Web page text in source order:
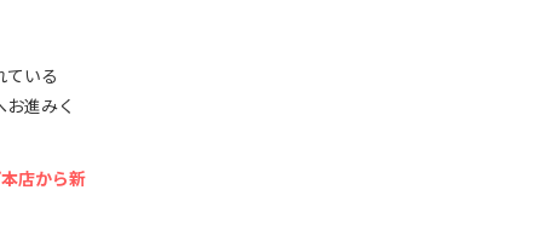
ている
進みく
店から新